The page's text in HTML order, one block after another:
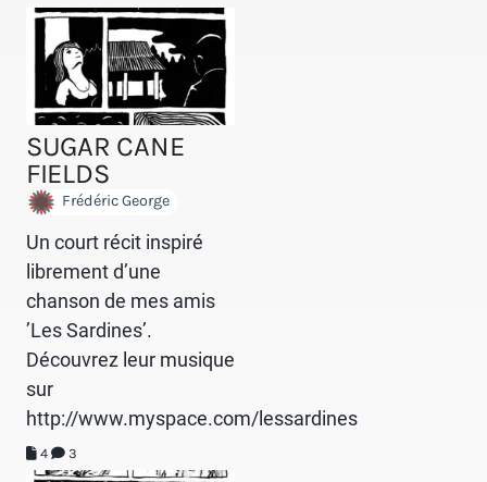
SUGAR CANE
FIELDS
Frédéric George
Un court récit inspiré
librement d’une
chanson de mes amis
’Les Sardines’.
Découvrez leur musique
sur
http://www.myspace.com/lessardines
4 3